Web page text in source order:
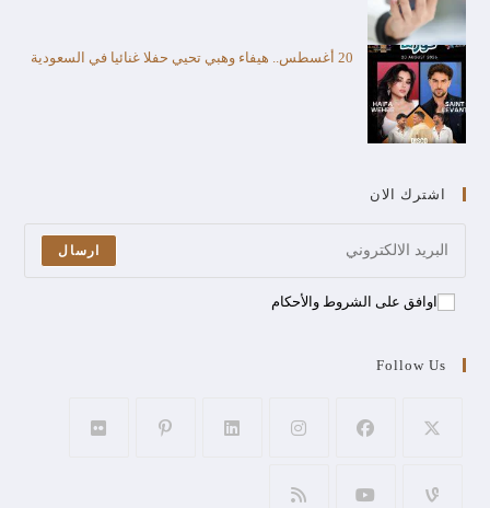
20 أغسطس.. هيفاء وهبي تحيي حفلا غنائيا في السعودية
اشترك الان
ارسال
اوافق على الشروط والأحكام
Follow Us